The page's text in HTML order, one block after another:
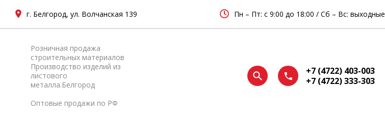
г. Белгород, ул. Волчанская 139 Пн – Пт: с 9:00 до 18:00 / Сб – Вс: выходные
Розничная продажа
строительных материалов
Производство изделий из
листового
металла.Белгород
Оптовые продажи по РФ
+7 (4722) 403-003
+7 (4722) 333-303